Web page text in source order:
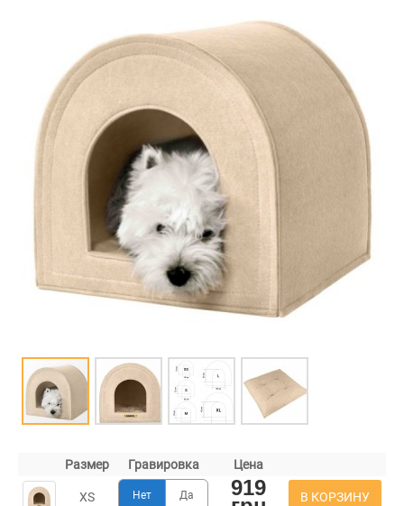
Размер Гравировка Цена
XS Нет Да 919 В КОРЗИНУ